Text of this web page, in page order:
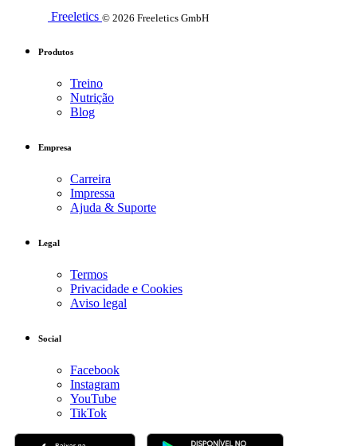
Freeletics © 2026 Freeletics GmbH
Produtos
Treino
Nutrição
Blog
Empresa
Carreira
Impressa
Ajuda & Suporte
Legal
Termos
Privacidade e Cookies
Aviso legal
Social
Facebook
Instagram
YouTube
TikTok